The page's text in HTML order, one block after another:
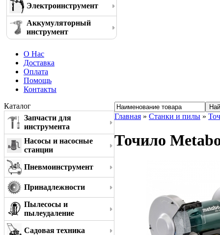
Электроинструмент
Аккумуляторный
инструмент
О Нас
Доставка
Оплата
Помощь
Контакты
Каталог
Запчасти для
инструмента
Насосы и насосные
станции
Пневмоинструмент
Принадлежности
Пылесосы и
пылеудаление
Садовая техника
Главная » Станки и пилы »
Точило